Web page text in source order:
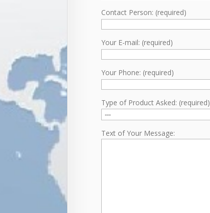
Contact Person: (required)
Your E-mail: (required)
Your Phone: (required)
Type of Product Asked: (required)
Text of Your Message: